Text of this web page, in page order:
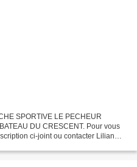
SPORTIVE LE PECHEUR
DU CRESCENT. Pour vous
ci-joint ou contacter Lilian